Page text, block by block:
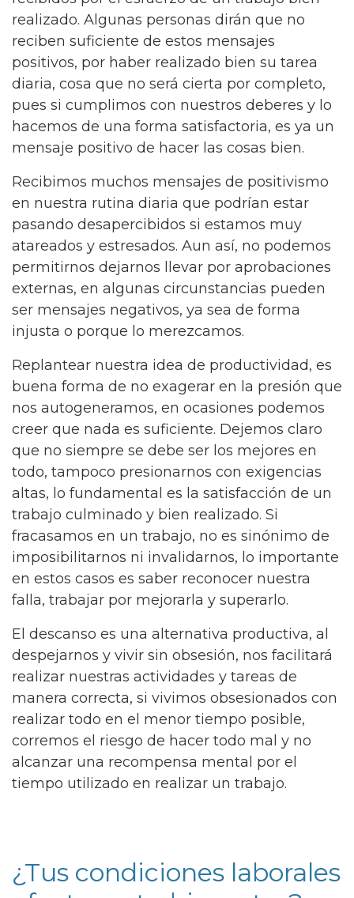
realizado. Algunas personas dirán que no
reciben suficiente de estos mensajes
positivos, por haber realizado bien su tarea
diaria, cosa que no será cierta por completo,
pues si cumplimos con nuestros deberes y lo
hacemos de una forma satisfactoria, es ya un
mensaje positivo de hacer las cosas bien.
Recibimos muchos mensajes de positivismo
en nuestra rutina diaria que podrían estar
pasando desapercibidos si estamos muy
atareados y estresados. Aun así, no podemos
permitirnos dejarnos llevar por aprobaciones
externas, en algunas circunstancias pueden
ser mensajes negativos, ya sea de forma
injusta o porque lo merezcamos.
Replantear nuestra idea de productividad, es
buena forma de no exagerar en la presión que
nos autogeneramos, en ocasiones podemos
creer que nada es suficiente. Dejemos claro
que no siempre se debe ser los mejores en
todo, tampoco presionarnos con exigencias
altas, lo fundamental es la satisfacción de un
trabajo culminado y bien realizado. Si
fracasamos en un trabajo, no es sinónimo de
imposibilitarnos ni invalidarnos, lo importante
en estos casos es saber reconocer nuestra
falla, trabajar por mejorarla y superarlo.
El descanso es una alternativa productiva, al
despejarnos y vivir sin obsesión, nos facilitará
realizar nuestras actividades y tareas de
manera correcta, si vivimos obsesionados con
realizar todo en el menor tiempo posible,
corremos el riesgo de hacer todo mal y no
alcanzar una recompensa mental por el
tiempo utilizado en realizar un trabajo.
¿Tus condiciones laborales